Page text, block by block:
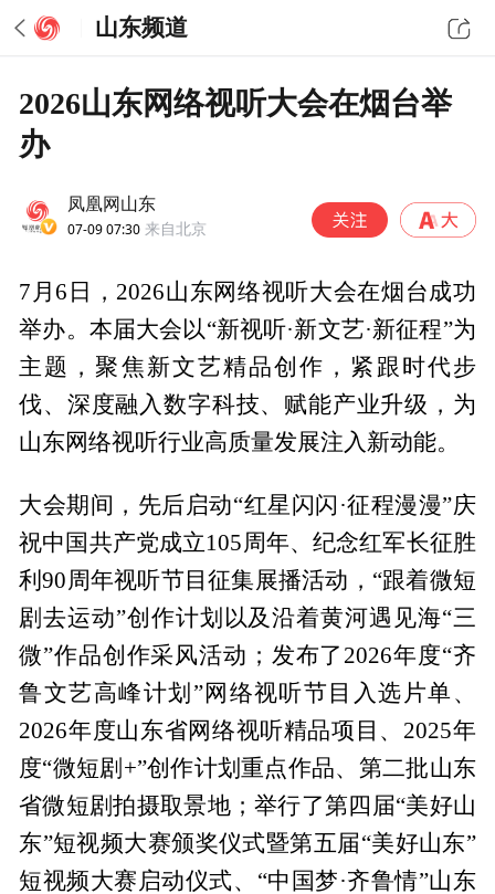
山东频道
2026山东网络视听大会在烟台举
办
凤凰网山东
07-09 07:30 来自北京
7月6日，2026山东网络视听大会在烟台成功
举办。本届大会以“新视听·新文艺·新征程”为
主题，聚焦新文艺精品创作，紧跟时代步
伐、深度融入数字科技、赋能产业升级，为
山东网络视听行业高质量发展注入新动能。
大会期间，先后启动“红星闪闪·征程漫漫”庆
祝中国共产党成立105周年、纪念红军长征胜
利90周年视听节目征集展播活动，“跟着微短
剧去运动”创作计划以及沿着黄河遇见海“三
微”作品创作采风活动；发布了2026年度“齐
鲁文艺高峰计划”网络视听节目入选片单、
2026年度山东省网络视听精品项目、2025年
度“微短剧+”创作计划重点作品、第二批山东
省微短剧拍摄取景地；举行了第四届“美好山
东”短视频大赛颁奖仪式暨第五届“美好山东”
短视频大赛启动仪式、“中国梦·齐鲁情”山东